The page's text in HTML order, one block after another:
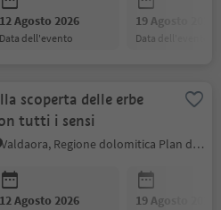
12 Agosto 2026
data dell'evento
19 Agosto 2026
data dell'evento
scoperta delle erbe
tutti i sensi
Valdaora, Regione dolomitica Plan de Corones
12 Agosto 2026 19 Agosto 2026